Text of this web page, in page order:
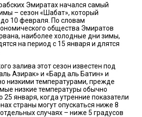
Эмиратах начался самый
– сезон «Шабат», который
10 февраля. По словам
общества Эмиратов
наиболее холодные дни зимы,
на период с 15 января и длятся
залива этот сезон известен под
Азирак» и «Бард аль Батин» и
низкими температурами, прежде
низкие температуры обычно
25 января, когда утренние показатели
страны могут опускаться ниже 8
случаях – ниже 5 градусов